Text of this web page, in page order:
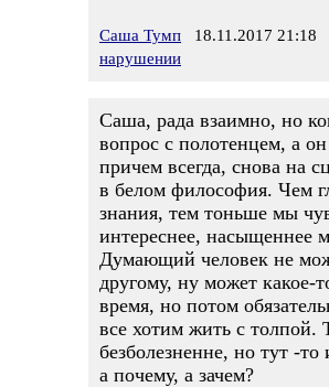
Саша Тумп 18.11.2017 21:18
нарушении
Саша, рада взаимно, но
вопрос с полотенцем, а
причем всегда, снова на
в белом философия. Чем
знания, тем тоньше мы
интереснее, насыщеннее
Думающий человек не
другому, ну может какое-
время, но потом
все хотим жить с толпой.
безболезненне, но тут -
а почему, а зачем?